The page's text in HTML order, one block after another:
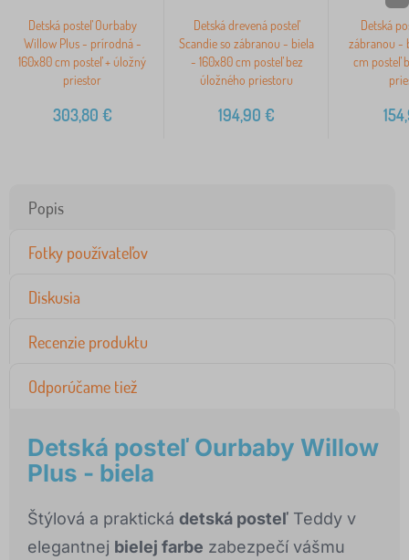
Detská posteľ Ourbaby
Willow Plus - prírodná -
160x80 cm posteľ + úložný
priestor
303,80 €
Detská drevená posteľ
Scandie so zábranou - biela
- 160x80 cm posteľ bez
úložného priestoru
194,90 €
Detská
zábranou -
cm posteľ
Popis
Fotky používateľov
Diskusia
Recenzie produktu
Odporúčame tiež
Detská posteľ Ourbaby Willow
Plus - biela
Štýlová a praktická detská posteľ Teddy v
elegantnej bielej farbe zabezpečí vášmu